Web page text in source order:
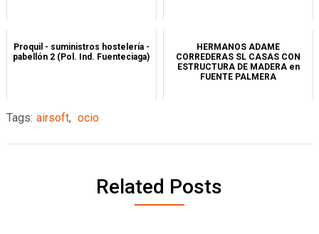
Proquil - suministros hostelería -
pabellón 2 (Pol. Ind. Fuenteciaga)
HERMANOS ADAME
CORREDERAS SL CASAS CON
ESTRUCTURA DE MADERA en
FUENTE PALMERA
Tags: airsoft, ocio
Related Posts